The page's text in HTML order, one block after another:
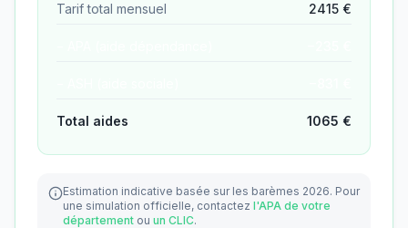
Tarif total mensuel 2415 €
Total aides 1065 €
Estimation indicative basée sur les barèmes 2026. Pour
une simulation officielle, contactez l'APA de votre
département ou un CLIC.